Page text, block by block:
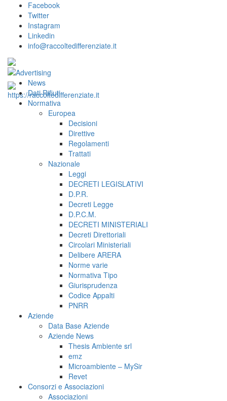
Facebook
Twitter
Instagram
Linkedin
info@raccoltedifferenziate.it
News
Dati Rifiuti
Normativa
Europea
Decisioni
Direttive
Regolamenti
Trattati
Nazionale
Leggi
DECRETI LEGISLATIVI
D.P.R.
Decreti Legge
D.P.C.M.
DECRETI MINISTERIALI
Decreti Direttoriali
Circolari Ministeriali
Delibere ARERA
Norme varie
Normativa Tipo
Giurisprudenza
Codice Appalti
PNRR
Aziende
Data Base Aziende
Aziende News
Thesis Ambiente srl
emz
Microambiente – MySir
Revet
Consorzi e Associazioni
Associazioni